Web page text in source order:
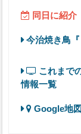
同日に紹介
今治焼き鳥『
これまで
情報一覧
Google地